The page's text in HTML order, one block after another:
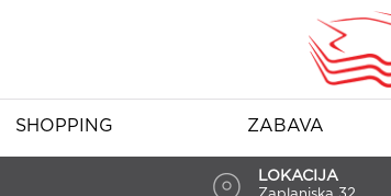
SHOPPING ZABAVA
LOKACIJA